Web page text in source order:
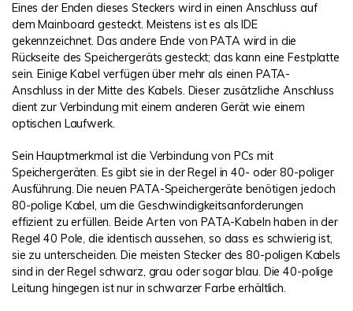
Eines der Enden dieses Steckers wird in einen Anschluss auf
dem Mainboard gesteckt. Meistens ist es als IDE
gekennzeichnet. Das andere Ende von PATA wird in die
Rückseite des Speichergeräts gesteckt; das kann eine Festplatte
sein. Einige Kabel verfügen über mehr als einen PATA-
Anschluss in der Mitte des Kabels. Dieser zusätzliche Anschluss
dient zur Verbindung mit einem anderen Gerät wie einem
optischen Laufwerk.
Sein Hauptmerkmal ist die Verbindung von PCs mit
Speichergeräten. Es gibt sie in der Regel in 40- oder 80-poliger
Ausführung. Die neuen PATA-Speichergeräte benötigen jedoch
80-polige Kabel, um die Geschwindigkeitsanforderungen
effizient zu erfüllen. Beide Arten von PATA-Kabeln haben in der
Regel 40 Pole, die identisch aussehen, so dass es schwierig ist,
sie zu unterscheiden. Die meisten Stecker des 80-poligen Kabels
sind in der Regel schwarz, grau oder sogar blau. Die 40-polige
Leitung hingegen ist nur in schwarzer Farbe erhältlich.